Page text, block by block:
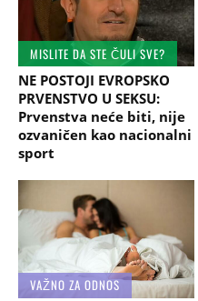
MISLITE DA STE ČULI SVE?
NE POSTOJI EVROPSKO
PRVENSTVO U SEKSU:
Prvenstva neće biti, nije
ozvaničen kao nacionalni
sport
VAŽNO ZA ODNOS